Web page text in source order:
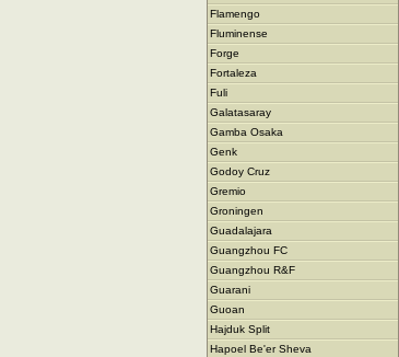
Flamengo
Fluminense
Forge
Fortaleza
Fuli
Galatasaray
Gamba Osaka
Genk
Godoy Cruz
Gremio
Groningen
Guadalajara
Guangzhou FC
Guangzhou R&F
Guarani
Guoan
Hajduk Split
Hapoel Be'er Sheva